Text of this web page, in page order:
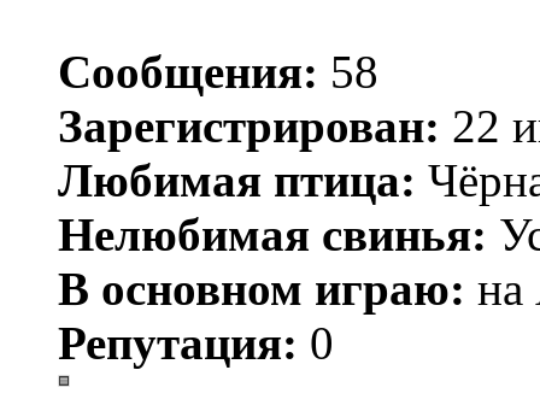
Сообщения: 58
Зарегистрирован: 22
Любимая птица:
Нелюбимая свинья:
В основном играю: на
Репутация: 0